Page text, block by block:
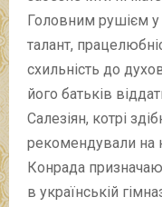
Головним рушієм у
талант,
схильність до
його батьків
Салезіян, котрі
рекомендували на
Конрада
в українській